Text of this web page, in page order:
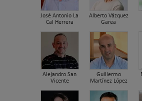
José Antonio La
Cal Herrera
Alberto Vázquez
Garea
Alejandro San
Vicente
Guillermo
Martínez López